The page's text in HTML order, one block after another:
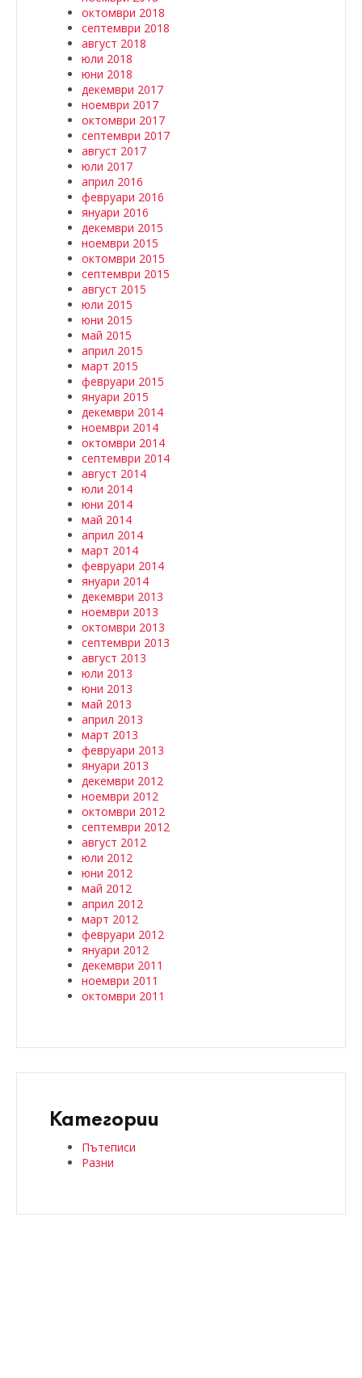
октомври 2018
септември 2018
август 2018
юли 2018
юни 2018
декември 2017
ноември 2017
октомври 2017
септември 2017
август 2017
юли 2017
април 2016
февруари 2016
януари 2016
декември 2015
ноември 2015
октомври 2015
септември 2015
август 2015
юли 2015
юни 2015
май 2015
април 2015
март 2015
февруари 2015
януари 2015
декември 2014
ноември 2014
октомври 2014
септември 2014
август 2014
юли 2014
юни 2014
май 2014
април 2014
март 2014
февруари 2014
януари 2014
декември 2013
ноември 2013
октомври 2013
септември 2013
август 2013
юли 2013
юни 2013
май 2013
април 2013
март 2013
февруари 2013
януари 2013
декември 2012
ноември 2012
октомври 2012
септември 2012
август 2012
юли 2012
юни 2012
май 2012
април 2012
март 2012
февруари 2012
януари 2012
декември 2011
ноември 2011
октомври 2011
Категории
Пътеписи
Разни